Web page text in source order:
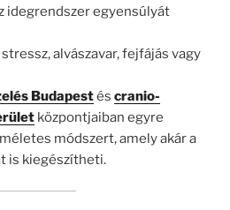
idegrendszer egyensúlyát
alvászavar, fejfájás vagy
Budapestés cranio-
központjaiban egyre
módszert, amely akár a
is kiegészítheti.